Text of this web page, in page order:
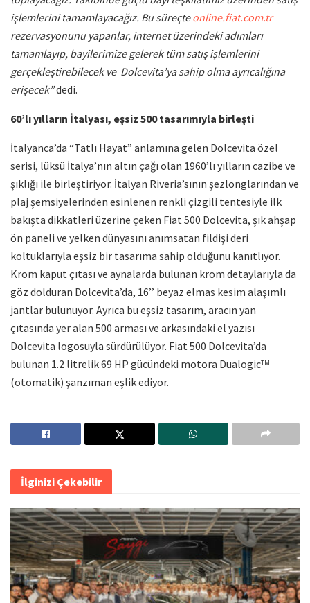
işlemlerini tamamlayacağız. Bu süreçteonline.fiat.com.tr
rezervasyonunu yapanlar, internet üzerindeki adımları
tamamlayıp, bayilerimize gelerek tüm satış işlemlerini
gerçekleştirebilecek ve Dolcevita’ya sahip olma ayrıcalığına
erişecek”dedi.
60’lı yılların İtalyası, eşsiz 500 tasarımıyla birleşti
İtalyanca’da “Tatlı Hayat” anlamına gelen Dolcevita özel
serisi, lüksü İtalya’nın altın çağı olan 1960’lı yılların cazibe ve
şıklığı ile birleştiriyor. İtalyan Riveria’sının şezlonglarından ve
plaj şemsiyelerinden esinlenen renkli çizgili tentesiyle ilk
bakışta dikkatleri üzerine çeken Fiat 500 Dolcevita, şık ahşap
ön paneli ve yelken dünyasını anımsatan fildişi deri
koltuklarıyla eşsiz bir tasarıma sahip olduğunu kanıtlıyor.
Krom kaput çıtası ve aynalarda bulunan krom detaylarıyla da
göz dolduran Dolcevita’da, 16’’ beyaz elmas kesim alaşımlı
jantlar bulunuyor. Ayrıca bu eşsiz tasarım, aracın yan
çıtasında yer alan 500 arması ve arkasındaki el yazısı
Dolcevita logosuyla sürdürülüyor. Fiat 500 Dolcevita’da
bulunan 1.2 litrelik 69 HP gücündeki motora DualogicTM
(otomatik) şanzıman eşlik ediyor.
İlginizi Çekebilir